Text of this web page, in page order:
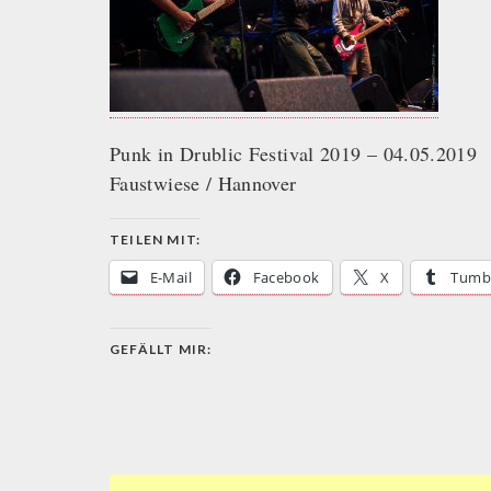
Punk in Drublic Festival 2019 – 04.05.2019
Faustwiese / Hannover
TEILEN MIT:
E-Mail Facebook X
GEFÄLLT MIR: